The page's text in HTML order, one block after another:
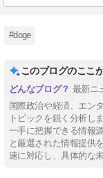
#doge
このブログのここ
最新ニ
国際政治や経済、エン
トピックを鋭く分析し
一手に把握できる情報
と厳選された情報提供
速に対応し、具体的な